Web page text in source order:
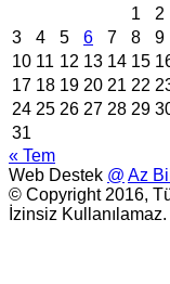
1
2
3
4 5 6 7 8
9
10 11 12 13 14 15
17 18 19 20 21 22
24 25 26 27 28 29
31
« Tem
Web Destek @ Az
© Copyright 2016,
İzinsiz Kullanılamaz.